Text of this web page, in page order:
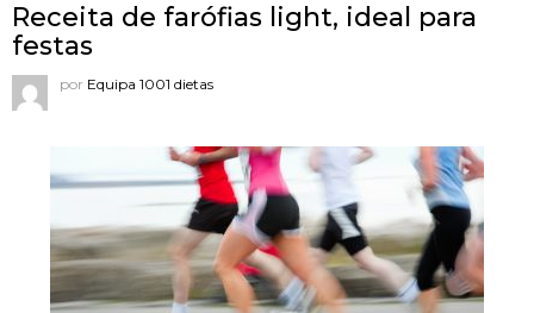
Receita de farófias light, ideal para
festas
por Equipa 1001 dietas